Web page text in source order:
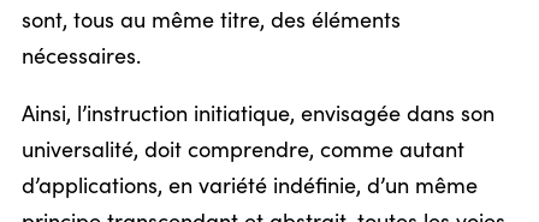
sont, tous au même titre, des éléments
nécessaires.
Ainsi, l’instruction initiatique, envisagée dans son
universalité, doit comprendre, comme autant
d’applications, en variété indéfinie, d’un même